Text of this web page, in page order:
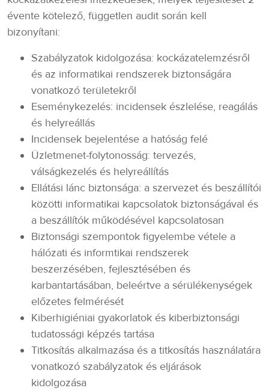
évente kötelező, független audit során kell
bizonyítani:
Szabályzatok kidolgozása: kockázatelemzésről
és az informatikai rendszerek biztonságára
vonatkozó területekről
Eseménykezelés: incidensek észlelése, reagálás
és helyreállás
Incidensek bejelentése a hatóság felé
Üzletmenet-folytonosság: tervezés,
válságkezelés és helyreállítás
Ellátási lánc biztonsága: a szervezet és beszállítói
közötti informatikai kapcsolatok biztonságával és
a beszállítók működésével kapcsolatosan
Biztonsági szempontok figyelembe vétele a
hálózati és informtikai rendszerek
beszerzésében, fejlesztésében és
karbantartásában, beleértve a sérülékenységek
előzetes felmérését
Kiberhigiéniai gyakorlatok és kiberbiztonsági
tudatossági képzés tartása
Titkosítás alkalmazása és a titkosítás használatára
vonatkozó szabályzatok és eljárások
kidolgozása